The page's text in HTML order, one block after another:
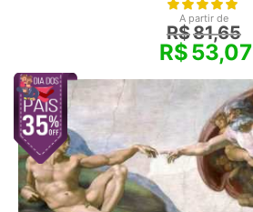
A partir de
R$81,65
R$53,07